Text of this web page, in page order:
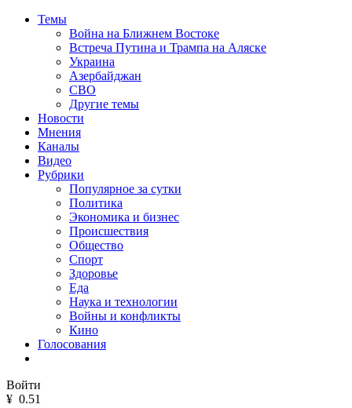
Темы
Война на Ближнем Востоке
Встреча Путина и Трампа на Аляске
Украина
Азербайджан
СВО
Другие темы
Новости
Мнения
Каналы
Видео
Рубрики
Популярное за сутки
Политика
Экономика и бизнес
Происшествия
Общество
Спорт
Здоровье
Еда
Наука и технологии
Войны и конфликты
Кино
Голосования
Войти
¥ 0.51